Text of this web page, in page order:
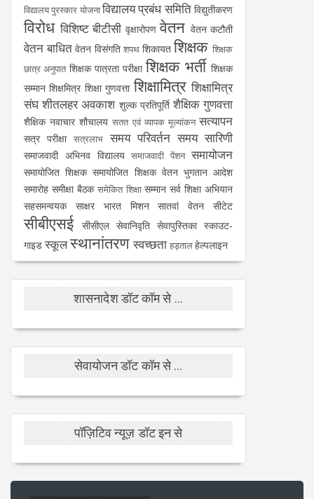
विद्यालय पुरस्कार योजनाविद्यालय प्रबंध समिति विद्युतीकरण
विरोध विशिष्ट बीटीसी वृक्षारोपण वेतन वेतन कटौती
वेतन बाधित वेतन विसंगति शपथ शिकायत शिक्षक शिक्षक
छात्र अनुपात शिक्षक पात्रता परीक्षा शिक्षक भर्ती शिक्षक
सम्मान शिक्षमित्र शिक्षा गुणवत्ता शिक्षामित्र शिक्षामित्र
संघ शीतलहर अवकाश शुल्क प्रतिपूर्ति शैक्षिक गुणवत्ता
शैक्षिक नवाचार शौचालय सतत एवं व्यापक मूल्यांकन सत्यापन
सत्र परीक्षा सत्रलाभ समय परिवर्तन समय सारिणी
समाजवादी अभिनव विद्यालय समाजवादी पेंशन समायोजन
समायोजित शिक्षक समायोजित शिक्षक वेतन भुगतान आदेश
समारोह समीक्षा बैठक समेकित शिक्षा सम्मान सर्व शिक्षा अभियान
सहसमन्वयक
साक्षर भारत मिशन सातवां वेतन सीटेट
सीबीएसई सीसीएल सेवानिवृति सेवापुस्तिका स्काउट-
गाइड स्कूलस्थानांतरण स्वच्छता हड़तालहेल्पलाइन
शासनादेश डॉट कॉम से ...
सेवायोजन डॉट कॉम से ...
पॉज़िटिव न्यूज़ डॉट इन से